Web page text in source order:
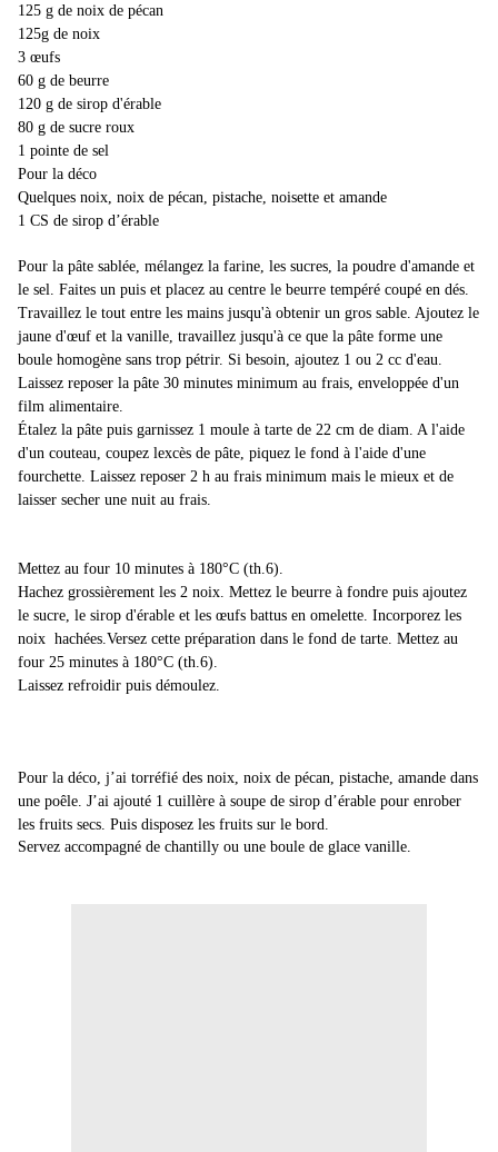
125 g de noix de pécan
125g de noix
3 œufs
60 g de beurre
120 g de sirop d'érable
80 g de sucre roux
1 pointe de sel
Pour la déco
Quelques noix, noix de pécan, pistache, noisette et amande
1 CS de sirop d’érable
Pour la pâte sablée, mélangez la farine, les sucres, la poudre d'amande et
le sel. Faites un puis et placez au centre le beurre tempéré coupé en dés.
Travaillez le tout entre les mains jusqu'à obtenir un gros sable. Ajoutez le
jaune d'œuf et la vanille, travaillez jusqu'à ce que la pâte forme une
boule homogène sans trop pétrir. Si besoin, ajoutez 1 ou 2 cc d'eau.
Laissez reposer la pâte 30 minutes minimum au frais, enveloppée d'un
film alimentaire.
Étalez la pâte puis garnissez 1 moule à tarte de 22 cm de diam. A l'aide
d'un couteau, coupez lexcès de pâte, piquez le fond à l'aide d'une
fourchette. Laissez reposer 2 h au frais minimum mais le mieux et de
laisser secher une nuit au frais.
Mettez au four 10 minutes à 180°C (th.6).
Hachez grossièrement les 2 noix. Mettez le beurre à fondre puis ajoutez
le sucre, le sirop d'érable et les œufs battus en omelette. Incorporez les
noix hachées.Versez cette préparation dans le fond de tarte. Mettez au
four 25 minutes à 180°C (th.6).
Laissez refroidir puis démoulez.
Pour la déco, j’ai torréfié des noix, noix de pécan, pistache, amande dans
une poêle. J’ai ajouté 1 cuillère à soupe de sirop d’érable pour enrober
les fruits secs. Puis disposez les fruits sur le bord.
Servez accompagné de chantilly ou une boule de glace vanille.